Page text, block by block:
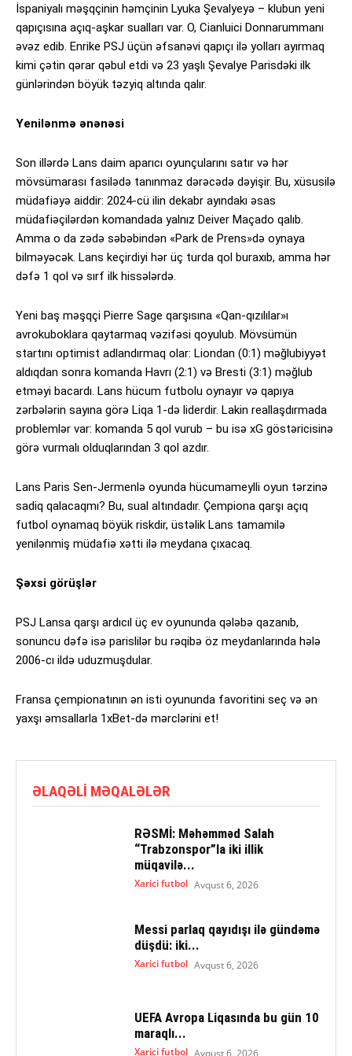
İspaniyalı məşqçinin həmçinin Lyuka Şevalyeyə – klubun yeni
qapıçısına açıq-aşkar sualları var. O, Cianluici Donnarummanı
əvəz edib. Enrike PSJ üçün əfsanəvi qapıçı ilə yolları ayırmaq
kimi çətin qərar qəbul etdi və 23 yaşlı Şevalye Parisdəki ilk
günlərindən böyük təzyiq altında qalır.
Yenilənmə ənənəsi
Son illərdə Lans daim aparıcı oyunçularını satır və hər
mövsümarası fasilədə tanınmaz dərəcədə dəyişir. Bu, xüsusilə
müdafiəyə aiddir: 2024-cü ilin dekabr ayındakı əsas
müdafiəçilərdən komandada yalnız Deiver Maçado qalıb.
Amma o da zədə səbəbindən «Park de Prens»də oynaya
bilməyəcək. Lans keçirdiyi hər üç turda qol buraxıb, amma hər
dəfə 1 qol və sırf ilk hissələrdə.
Yeni baş məşqçi Pierre Sage qarşısına «Qan-qızılılar»ı
avrokuboklara qaytarmaq vəzifəsi qoyulub. Mövsümün
startını optimist adlandırmaq olar: Liondan (0:1) məğlubiyyət
aldıqdan sonra komanda Havrı (2:1) və Bresti (3:1) məğlub
etməyi bacardı. Lans hücum futbolu oynayır və qapıya
zərbələrin sayına görə Liqa 1-də liderdir. Lakin reallaşdırmada
problemlər var: komanda 5 qol vurub – bu isə xG göstəricisinə
görə vurmalı olduqlarından 3 qol azdır.
Lans Paris Sen-Jermenlə oyunda hücumameylli oyun tərzinə
sadiq qalacaqmı? Bu, sual altındadır. Çempiona qarşı açıq
futbol oynamaq böyük riskdir, üstəlik Lans tamamilə
yenilənmiş müdafiə xətti ilə meydana çıxacaq.
Şəxsi görüşlər
PSJ Lansa qarşı ardıcıl üç ev oyununda qələbə qazanıb,
sonuncu dəfə isə parislilər bu rəqibə öz meydanlarında hələ
2006-cı ildə uduzmuşdular.
Fransa çempionatının ən isti oyununda favoritini seç və ən
yaxşı əmsallarla 1xBet-də mərclərini et!
ƏLAQƏLI MƏQALƏLƏR
RƏSMİ: Məhəmməd Salah
“Trabzonspor”la iki illik
müqavilə...
Xarici futbol Avqust 6, 2026
Messi parlaq qayıdışı ilə gündəmə
düşdü: iki...
Xarici futbol Avqust 6, 2026
UEFA Avropa Liqasında bu gün 10
maraqlı...
Xarici futbol Avqust 6, 2026